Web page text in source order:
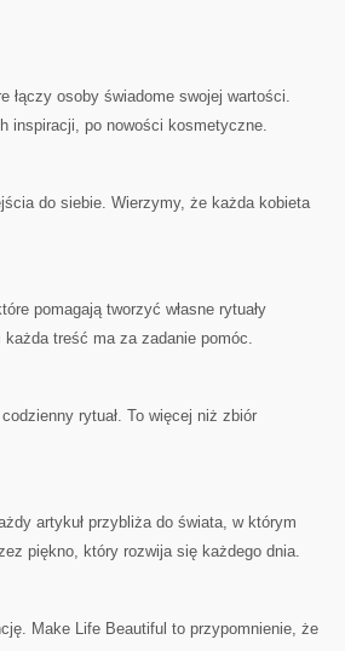
łączy osoby świadome swojej wartości.
inspiracji, po nowości kosmetyczne.
do siebie. Wierzymy, że każda kobieta
pomagają tworzyć własne rytuały
treść ma za zadanie pomóc.
rytuał. To więcej niż zbiór
artykuł przybliża do świata, w którym
piękno, który rozwija się każdego dnia.
Make Life Beautiful to przypomnienie, że